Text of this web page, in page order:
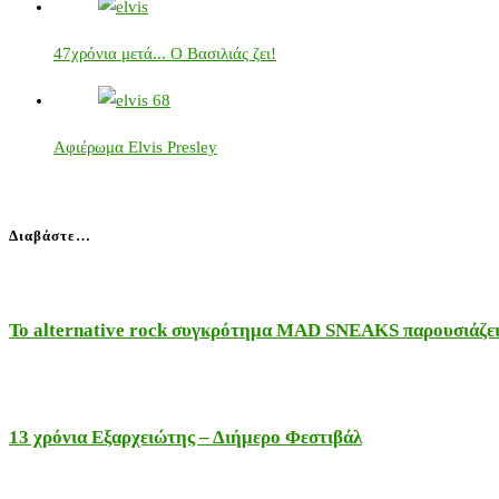
47χρόνια μετά... Ο Βασιλιάς ζει!
Αφιέρωμα Elvis Presley
Διαβάστε…
Το alternative rock συγκρότημα MAD SNEAKS
13 χρόνια Εξαρχειώτης – Διήμερο Φεστιβάλ